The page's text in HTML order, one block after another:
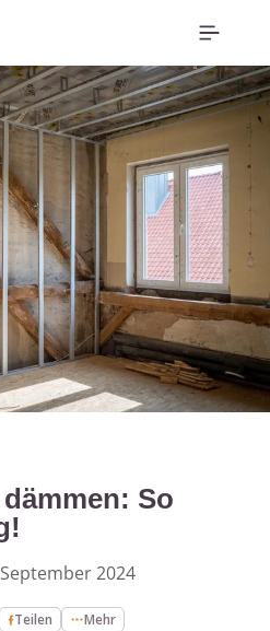
So
2024
Teilen Mehr